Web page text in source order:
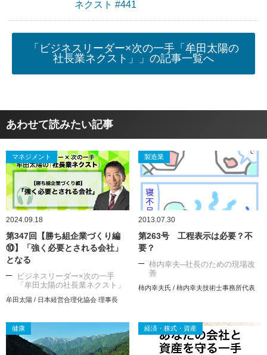
ネクスト #441
「ビジネスリーダー×次の一手「牟田太陽の
社長業ネクスト」」の記事一覧へ
あわせて読みたい記事
マネジメント
2024.09.18
第347回【勝ち組企業づくり編
⑩】「強く必要とされる会社」
となる
ビジネスリーダー×次の一手
「牟田太陽の社長業ネクスト」
牟田太陽 / 日本経営合理化協会 理事長
製造業
2013.07.30
第263号 工程表示は必要？不
要？
柿内幸夫─社長のための現場改
善
柿内幸夫氏 / 柿内幸夫技術士事務所代表
健康 経済・株式・資産